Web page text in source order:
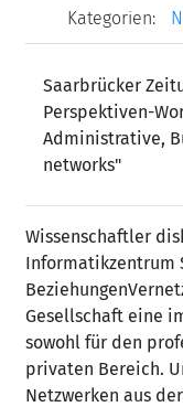
Kategorien:
Saarbrücker
Perspektiven-
Administrative,
networks"
Wissenschaftler
Informatikzentrum
Beziehungen
Gesellschaft eine
sowohl für den
privaten Bereich.
Netzwerken aus